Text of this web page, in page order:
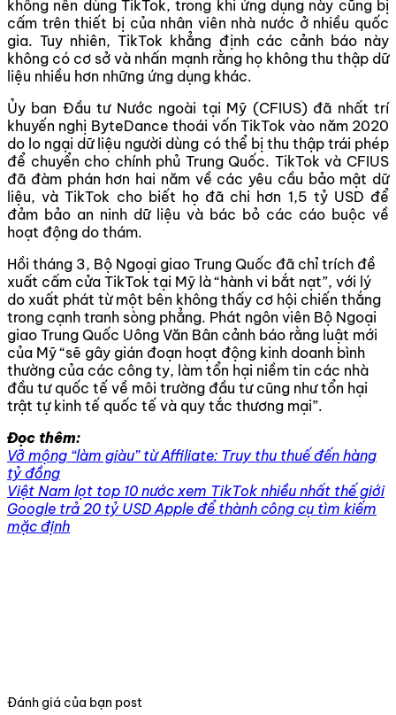
không nên dùng TikTok, trong khi ứng dụng này cũng bị
cấm trên thiết bị của nhân viên nhà nước ở nhiều quốc
gia. Tuy nhiên, TikTok khẳng định các cảnh báo này
không có cơ sở và nhấn mạnh rằng họ không thu thập dữ
liệu nhiều hơn những ứng dụng khác.
Ủy ban Đầu tư Nước ngoài tại Mỹ (CFIUS) đã nhất trí
khuyến nghị ByteDance thoái vốn TikTok vào năm 2020
do lo ngại dữ liệu người dùng có thể bị thu thập trái phép
để chuyển cho chính phủ Trung Quốc. TikTok và CFIUS
đã đàm phán hơn hai năm về các yêu cầu bảo mật dữ
liệu, và TikTok cho biết họ đã chi hơn 1,5 tỷ USD để
đảm bảo an ninh dữ liệu và bác bỏ các cáo buộc về
hoạt động do thám.
Hồi tháng 3, Bộ Ngoại giao Trung Quốc đã chỉ trích đề
xuất cấm cửa TikTok tại Mỹ là “hành vi bắt nạt”, với lý
do xuất phát từ một bên không thấy cơ hội chiến thắng
trong cạnh tranh sòng phẳng. Phát ngôn viên Bộ Ngoại
giao Trung Quốc Uông Văn Bân cảnh báo rằng luật mới
của Mỹ “sẽ gây gián đoạn hoạt động kinh doanh bình
thường của các công ty, làm tổn hại niềm tin các nhà
đầu tư quốc tế về môi trường đầu tư cũng như tổn hại
trật tự kinh tế quốc tế và quy tắc thương mại”.
Đọc thêm:
Vỡ mộng “làm giàu” từ Affiliate: Truy thu thuế đến hàng
tỷ đồng
Việt Nam lọt top 10 nước xem TikTok nhiều nhất thế giới
Google trả 20 tỷ USD Apple để thành công cụ tìm kiếm
mặc định
Đánh giá của bạn post